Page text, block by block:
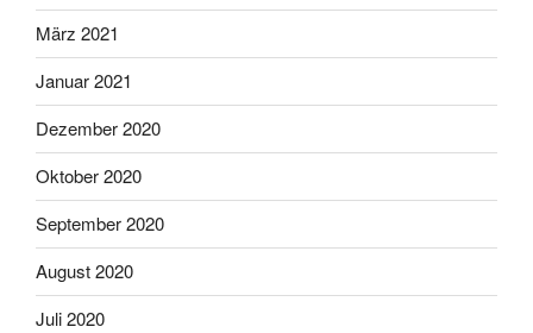
März 2021
Januar 2021
Dezember 2020
Oktober 2020
September 2020
August 2020
Juli 2020